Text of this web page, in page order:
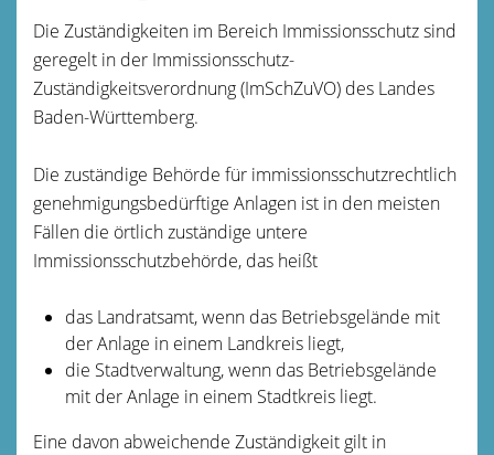
Die Zuständigkeiten im Bereich Immissionsschutz sind
geregelt in der Immissionsschutz-
Zuständigkeitsverordnung (ImSchZuVO) des Landes
Baden-Württemberg.
Die zuständige Behörde für immissionsschutzrechtlich
genehmigungsbedürftige Anlagen ist in den meisten
Fällen die örtlich zuständige untere
Immissionsschutzbehörde, das heißt
das Landratsamt, wenn das Betriebsgelände mit
der Anlage in einem Landkreis liegt,
die Stadtverwaltung, wenn das Betriebsgelände
mit der Anlage in einem Stadtkreis liegt.
Eine davon abweichende Zuständigkeit gilt in